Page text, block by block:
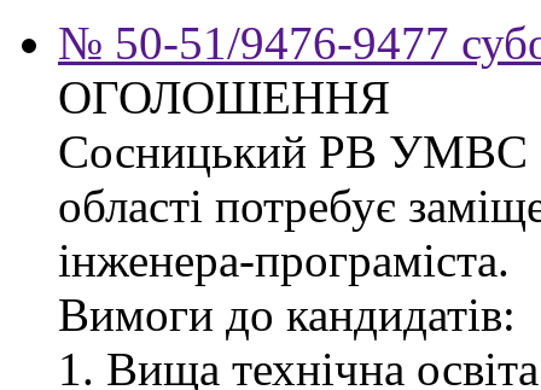
№ 50-51/9476-9477
ОГОЛОШЕННЯ
Сосницький РВ УМВС
області потребує
інженера-програміста.
Вимоги до кандидатів:
1. Вища технічна